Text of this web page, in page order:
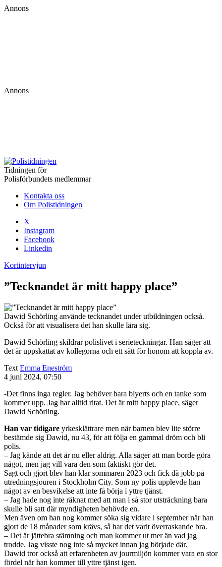
Annons
Annons
Tidningen för
Polisförbundets medlemmar
Kontakta oss
Om Polistidningen
X
Instagram
Facebook
Linkedin
Kortintervjun
”Tecknandet är mitt happy place”
Dawid Schörling använde tecknandet under utbildningen också.
Också för att visualisera det han skulle lära sig.
Dawid Schörling skildrar polislivet i serieteckningar. Han säger att
det är uppskattat av kollegorna och ett sätt för honom att koppla av.
Text Emma Eneström
4 juni 2024, 07:50
-Det finns inga regler. Jag behöver bara blyerts och en tanke som
kommer upp. Jag har alltid ritat. Det är mitt happy place, säger
Dawid Schörling.
Han var tidigare yrkesklättrare men när barnen blev lite större
bestämde sig Dawid, nu 43, för att följa en gammal dröm och bli
polis.
– Jag kände att det är nu eller aldrig. Alla säger att man borde göra
något, men jag vill vara den som faktiskt gör det.
Sagt och gjort blev han klar sommaren 2023 och fick då jobb på
utredningsjouren i Stockholm City. Som ny polis upplevde han
något av en besvikelse att inte få börja i yttre tjänst.
– Jag hade nog inte räknat med att man i så stor utsträckning bara
skulle bli satt där myndigheten behövde en.
Men även om han nog kommer söka sig vidare i september när han
gjort de 18 månader som krävs, så har det varit överraskande bra.
– Det är jättebra stämning och man kommer ut mer än vad jag
trodde. Jag visste nog inte så mycket innan jag började där.
Dawid tror också att erfarenheten av jourmiljön kommer vara en stor
fördel när han kommer till yttre tjänst igen.